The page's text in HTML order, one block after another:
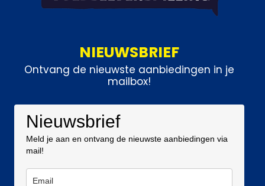
NIEUWSBRIEF
Ontvang de nieuwste aanbiedingen in je
mailbox!
Nieuwsbrief
Meld je aan en ontvang de nieuwste aanbiedingen via
mail!